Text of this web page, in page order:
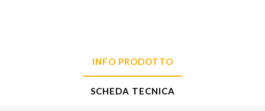
INFO PRODOTTO
SCHEDA TECNICA